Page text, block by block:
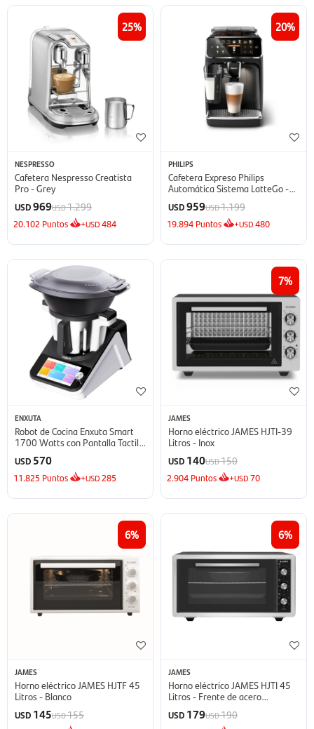
25
NESPRESSO
Cafetera Nespresso Creatista
Pro - Grey
USD969USD1.299
20.102 Puntos +USD484
20
PHILIPS
Cafetera Expreso Philips
Automática Sistema LatteGo -
USD959USD1.199
19.894 Puntos +USD480
ENXUTA
Robot de Cocina Enxuta Smart
1700 Watts con Pantalla Tactil a
USD 570
11.825 Puntos +USD 285
7
JAMES
Horno eléctrico JAMES HJTI-39
Litros - Inox
USD 140USD150
2.904 Puntos +USD70
6
JAMES
Horno eléctrico JAMES HJTF 45
Litros - Blanco
USD 145USD155
6
JAMES
Horno eléctrico JAMES HJTI 45
Litros - Frente de acero
USD 179USD190